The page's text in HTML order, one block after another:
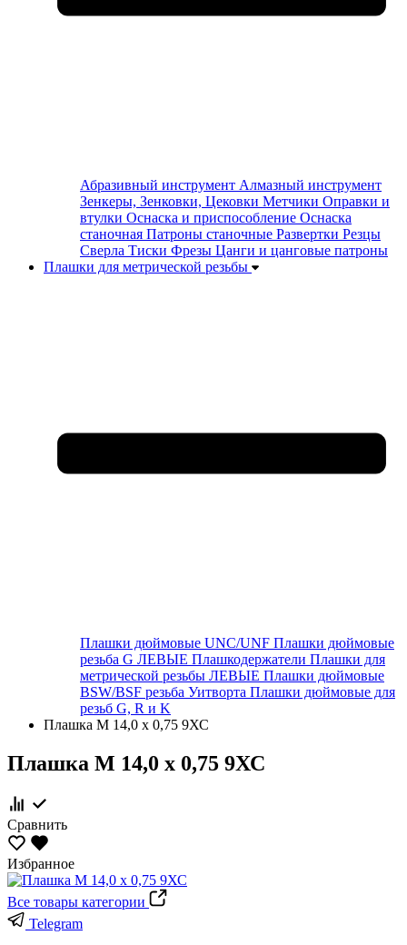
Абразивный инструмент Алмазный инструмент
Зенкеры, Зенковки, Цековки Метчики Оправки и
втулки Оснаска и приспособление Оснаска
станочная Патроны станочные Развертки Резцы
Сверла Тиски Фрезы Цанги и цанговые патроны
Плашки для метрической резьбы
Плашки дюймовые UNC/UNF Плашки дюймовые
резьба G ЛЕВЫЕ Плашкодержатели Плашки для
метрической резьбы ЛЕВЫЕ Плашки дюймовые
BSW/BSF резьба Уитворта Плашки дюймовые для
резьб G, R и K
Плашка М 14,0 х 0,75 9ХС
Плашка М 14,0 х 0,75 9ХС
Сравнить
Избранное
Все товары категории
Telegram